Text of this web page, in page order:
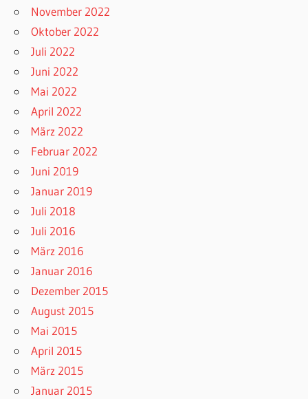
November 2022
Oktober 2022
Juli 2022
Juni 2022
Mai 2022
April 2022
März 2022
Februar 2022
Juni 2019
Januar 2019
Juli 2018
Juli 2016
März 2016
Januar 2016
Dezember 2015
August 2015
Mai 2015
April 2015
März 2015
Januar 2015